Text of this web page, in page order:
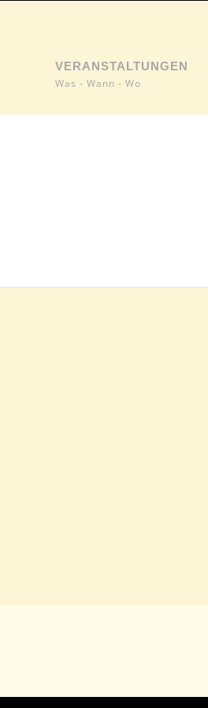
VERANSTALTUNGEN
Was - Wann - Wo